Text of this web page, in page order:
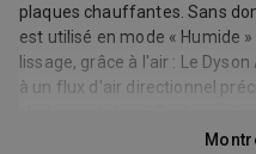
plaques chauffantes. Sans
est utilisé en mode « Humide
lissage, grâce à l'air : Le
à un flux d'air directionnel
HyperdymiumT qui peut